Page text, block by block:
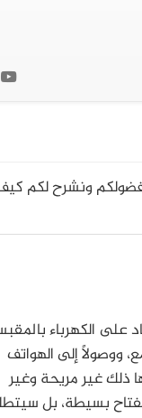
فضولكم ونشرح لكم
على الكهرباء
ووصولًا إلى الهواتف
ذلك غير مريحة وغير
بسيطة، بل